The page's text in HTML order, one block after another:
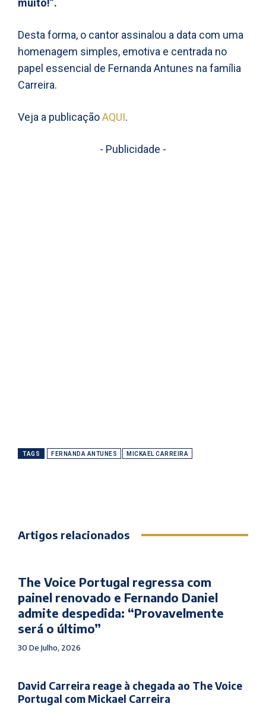
muito!”.
Desta forma, o cantor assinalou a data com uma
homenagem simples, emotiva e centrada no
papel essencial de Fernanda Antunes na família
Carreira.
Veja a publicaçãoAQUI.
- Publicidade -
TAGS FERNANDA ANTUNES MICKAEL CARREIRA
Artigos relacionados
The Voice Portugal regressa com
painel renovado e Fernando Daniel
admite despedida: “Provavelmente
será o último”
30 De Julho, 2026
David Carreira reage à chegada ao The Voice
Portugal com Mickael Carreira